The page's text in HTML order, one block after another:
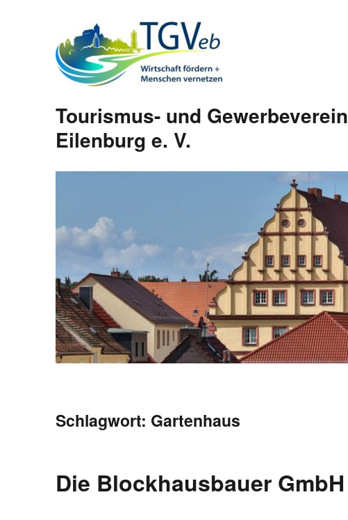
Tourismus- und Gewerbeverein
Eilenburg e. V.
Schlagwort: Gartenhaus
Die Blockhausbauer GmbH